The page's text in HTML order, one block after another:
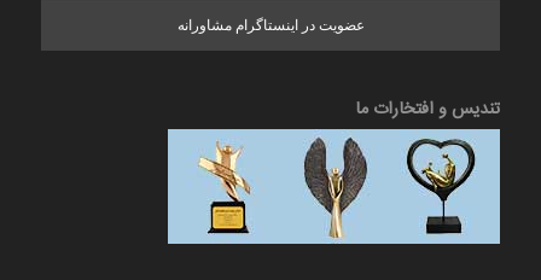
عضویت در اینستاگرام مشاورانه
تندیس و افتخارات ما